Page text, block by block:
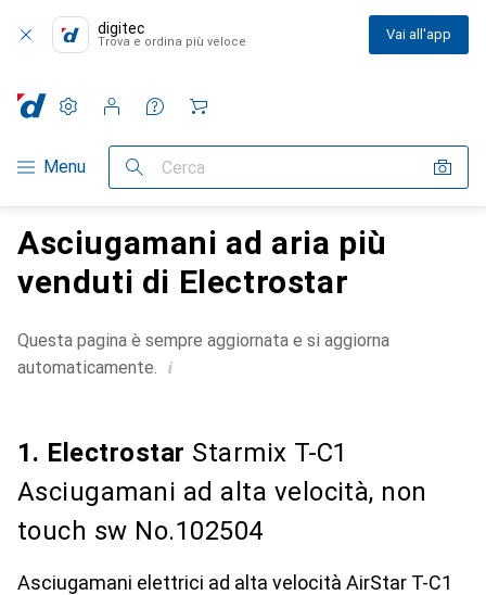
digitec
Trova e ordina più veloce Vai all'app
Categoria Navigazione
Menu Cerca
Impostazioni
Conto cliente
Liste di confronto
Liste dei desideri
Carrello
Asciugamani ad aria più
venduti di Electrostar
Questa pagina è sempre aggiornata e si aggiorna
automaticamente. i
1. Electrostar Starmix T-C1
Asciugamani ad alta velocità, non
touch sw No.102504
Asciugamani elettrici ad alta velocità AirStar T-C1